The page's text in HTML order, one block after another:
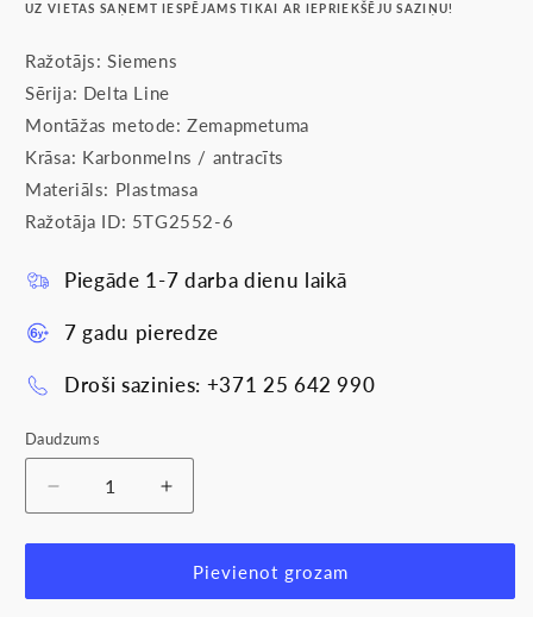
UZ VIETAS SAŅEMT IESPĒJAMS TIKAI AR IEPRIEKŠĒJU SAZIŅU!
Ražotājs: Siemens
Sērija: Delta Line
Montāžas metode: Zemapmetuma
Krāsa: Karbonmelns / antracīts
Materiāls: Plastmasa
Ražotāja ID: 5TG2552-6
Piegāde 1-7 darba dienu laikā
7 gadu pieredze
Droši sazinies: +371 25 642 990
Daudzums
Samazināt
daudzumu
produktam
2-
Palielināt
daudzumu
produktam
Rāmis
2-
Pievienot grozam